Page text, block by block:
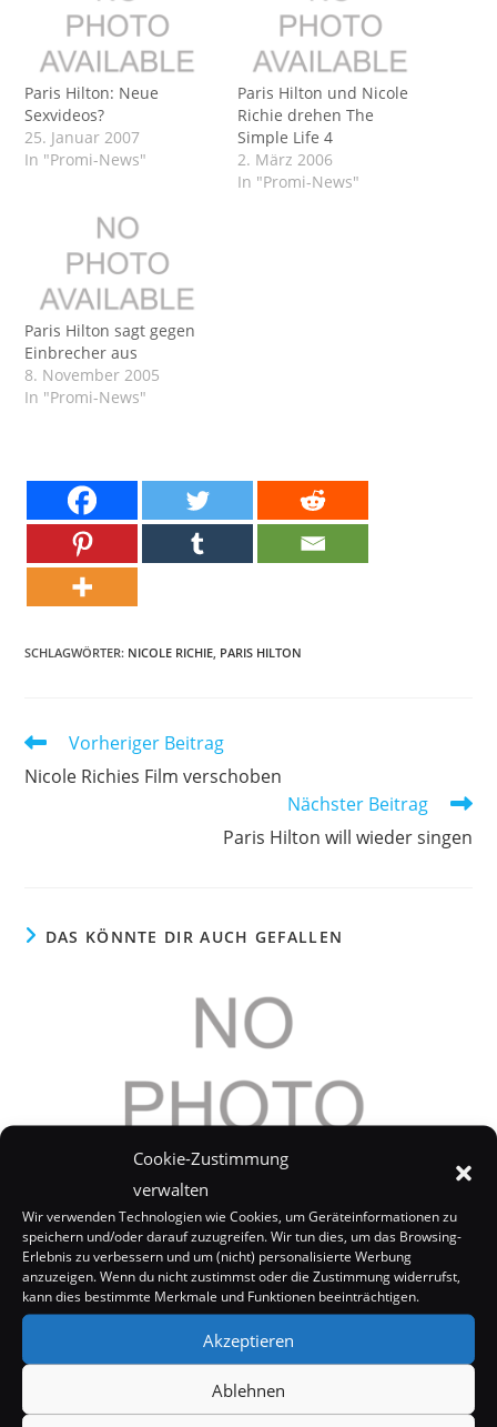
Cookie-Zustimmung
verwalten
Wir verwenden Technologien wie Cookies, um Geräteinformationen zu
speichern und/oder darauf zuzugreifen. Wir tun dies, um das Browsing-
Erlebnis zu verbessern und um (nicht) personalisierte Werbung
anzuzeigen. Wenn du nicht zustimmst oder die Zustimmung widerrufst,
kann dies bestimmte Merkmale und Funktionen beeinträchtigen.
Akzeptieren
Ablehnen
Paris Hilton: Neue
Sexvideos?
25. Januar 2007
In "Promi-News"
Paris Hilton und Nicole
Richie drehen The
Simple Life 4
2. März 2006
In "Promi-News"
Paris Hilton sagt gegen
Einbrecher aus
8. November 2005
In "Promi-News"
SCHLAGWÖRTER: NICOLE RICHIE, PARIS HILTON
Weitere
ansehen
Vorheriger Beitrag
Nicole Richies Film verschoben
Nächster Beitrag
Paris Hilton will wieder singen
DAS KÖNNTE DIR AUCH GEFALLEN
Bones: Guter Start
23. Oktober 2006